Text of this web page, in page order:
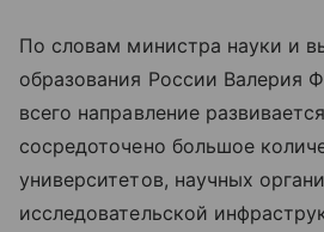
По словам министра науки и
образования России Валерия
всего направление
сосредоточено большое
университетов, научных
исследовательской